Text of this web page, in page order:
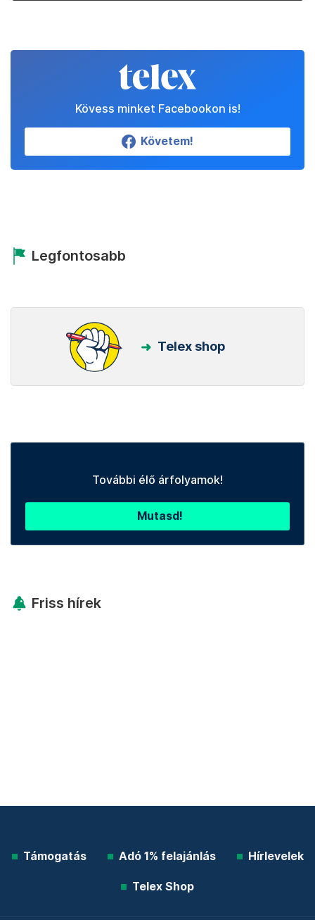
Kövess minket Facebookon is!
Követem!
Legfontosabb
Telex shop
További élő árfolyamok!
Mutasd!
Friss hírek
Támogatás Adó 1% felajánlás Hírlevelek
Telex Shop